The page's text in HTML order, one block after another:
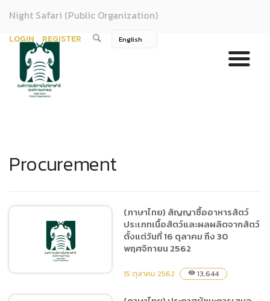
Night Safari (Public Organization)
LOGIN REGISTER
Procurement
(ภาษาไทย) สัญญาซื้ออาหารสัตว์
ประเภทเนื้อสัตว์และผลผลิตจากสัตว์
ตั้งแต่วันที่ 16 ตุลาคม ถึง 30
พฤศจิกายน 2562
15 ตุลาคม 2562 visibility 13,644